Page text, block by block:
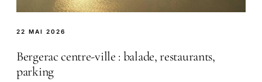
22 MAI 2026
Bergerac centre-ville : balade, restaurants,
parking